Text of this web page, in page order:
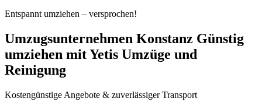
Entspannt umziehen – versprochen!
Umzugsunternehmen Konstanz Günstig
umziehen mit Yetis Umzüge und
Reinigung
Kostengünstige Angebote & zuverlässiger Transport